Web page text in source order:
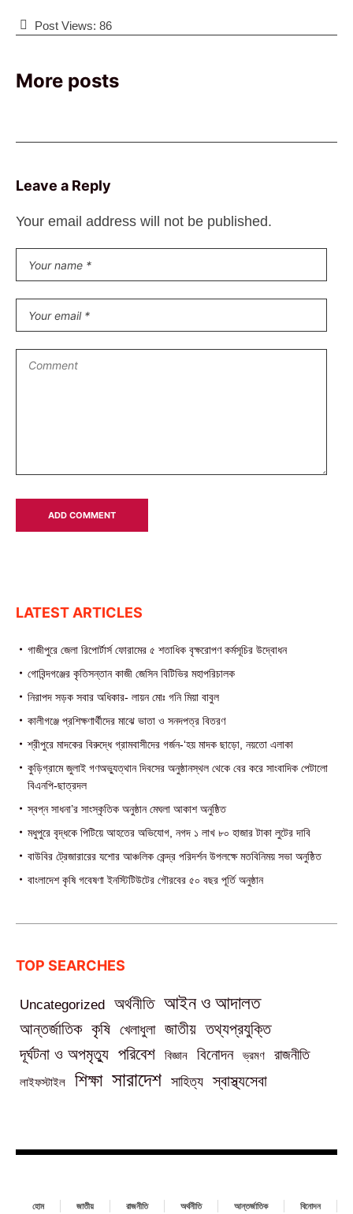
Post Views: 86
More posts
Leave a Reply
Your email address will not be published.
LATEST ARTICLES
গাজীপুরে জেলা রিপোর্টার্স ফোরামের ৫ শতাধিক বৃক্ষরোপণ কর্মসূচির উদ্বোধন
গোবিন্দগঞ্জের কৃতিসন্তান কাজী জেসিন বিটিভির মহাপরিচালক
নিরাপদ সড়ক সবার অধিকার- লায়ন মোঃ গনি মিয়া বাবুল
কালীগঞ্জে প্রশিক্ষণার্থীদের মাঝে ভাতা ও সনদপত্র বিতরণ
শ্রীপুরে মাদকের বিরুদ্ধে গ্রামবাসীদের গর্জন-‘হয় মাদক ছাড়ো, নয়তো এলাকা
কুড়িগ্রামে জুলাই গণঅভ্যুত্থান দিবসের অনুষ্ঠানস্থল থেকে বের করে সাংবাদিক পেটালো
বিএনপি-ছাত্রদল
স্বপ্ন সাধনা’র সাংস্কৃতিক অনুষ্ঠান মেঘলা আকাশ অনুষ্ঠিত
মধুপুরে বৃদ্ধকে পিটিয়ে আহতের অভিযোগ, নগদ ১ লাখ ৮০ হাজার টাকা লুটের দাবি
বাউবির ট্রেজারারের যশোর আঞ্চলিক কেন্দ্র পরিদর্শন উপলক্ষে মতবিনিময় সভা অনুষ্ঠিত
বাংলাদেশ কৃষি গবেষণা ইনস্টিটিউটের গৌরবের ৫০ বছর পূর্তি অনুষ্ঠান
TOP SEARCHES
Uncategorized অর্থনীতি আইন ও আদালত
আন্তর্জাতিক কৃষি খেলাধুলা জাতীয় তথ্যপ্রযুক্তি
দূর্ঘটনা ও অপমৃত্যু পরিবেশ বিজ্ঞান বিনোদন ভ্রমণ রাজনীতি
লাইফস্টাইল শিক্ষা সারাদেশ সাহিত্য স্বাস্থ্যসেবা
হোম জাতীয় রাজনীতি অর্থনীতি আন্তর্জাতিক বিনোদন